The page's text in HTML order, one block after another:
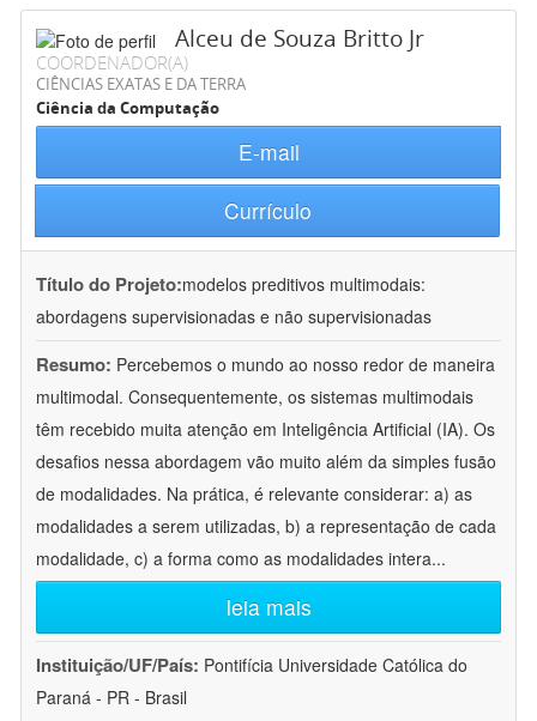
Alceu de Souza Britto Jr
COORDENADOR(A)
CIÊNCIAS EXATAS E DA TERRA
Ciência da Computação
E-mail
Currículo
Título do Projeto:modelos preditivos multimodais:
abordagens supervisionadas e não supervisionadas
Resumo: Percebemos o mundo ao nosso redor de maneira
multimodal. Consequentemente, os sistemas multimodais
têm recebido muita atenção em Inteligência Artificial (IA). Os
desafios nessa abordagem vão muito além da simples fusão
de modalidades. Na prática, é relevante considerar: a) as
modalidades a serem utilizadas, b) a representação de cada
modalidade, c) a forma como as modalidades intera...
leia mais
Instituição/UF/País: Pontifícia Universidade Católica do
Paraná - PR - Brasil